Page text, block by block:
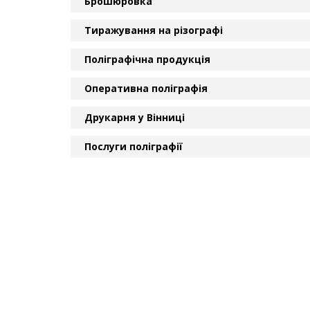
Тиражування на різографі
Поліграфічна продукція
Оперативна поліграфія
Друкарня у Вінниці
Послуги поліграфії